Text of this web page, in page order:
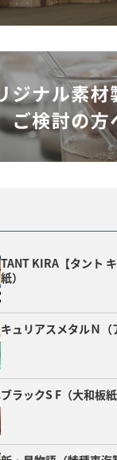
TANT KIRA【タント
紙）
キュリアスメタルＮ（
ブラックS F（大和板紙